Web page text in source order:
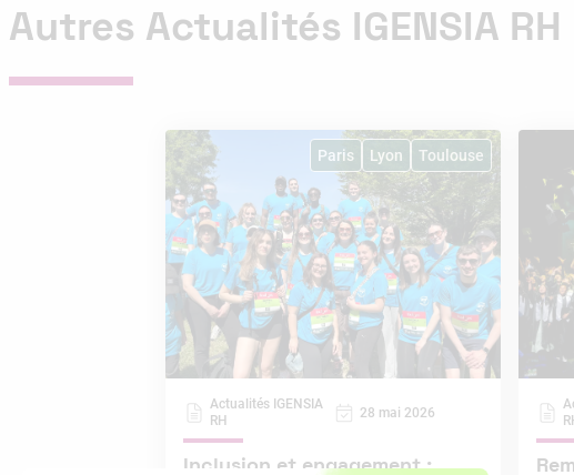
Autres Actualités IGENSIA RH
Paris Lyon Toulouse
Actualités IGENSIA
RH
28 mai 2026
Inclusion et engagement :